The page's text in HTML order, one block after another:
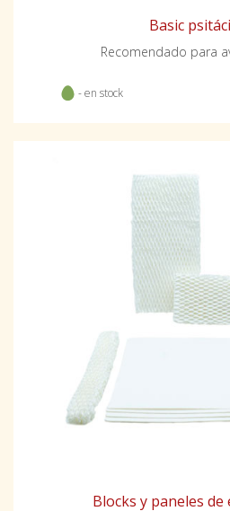
Basic
Recomendado para
- en stock
Blocks y paneles